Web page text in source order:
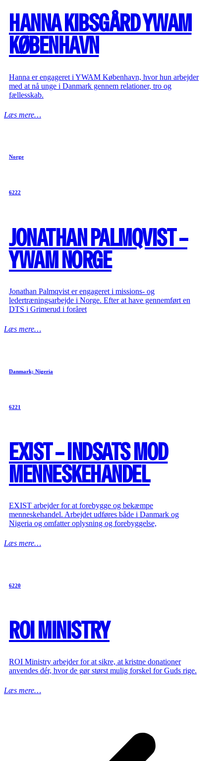
HANNA KIBSGÅRD YWAM
KØBENHAVN
Hanna er engageret i YWAM København, hvor hun arbejder
med at nå unge i Danmark gennem relationer, tro og
fællesskab.
Læs mere…
Norge
6222
JONATHAN PALMQVIST –
YWAM NORGE
Jonathan Palmqvist er engageret i missions- og
ledertræningsarbejde i Norge. Efter at have gennemført en
DTS i Grimerud i foråret
Læs mere…
Danmark; Nigeria
6221
EXIST – INDSATS MOD
MENNESKEHANDEL
EXIST arbejder for at forebygge og bekæmpe
menneskehandel. Arbejdet udføres både i Danmark og
Nigeria og omfatter oplysning og forebyggelse,
Læs mere…
6220
ROI MINISTRY
ROI Ministry arbejder for at sikre, at kristne donationer
anvendes dér, hvor de gør størst mulig forskel for Guds rige.
Læs mere…